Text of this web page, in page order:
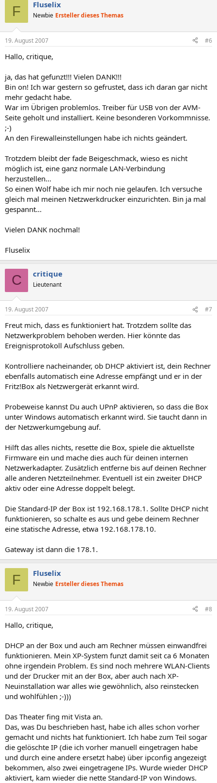
F Fluselix
Newbie Ersteller dieses Themas
19. August 2007 #6
Hallo, critique,
ja, das hat gefunzt!!! Vielen DANK!!!
Bin on! Ich war gestern so gefrustet, dass ich daran gar nicht
mehr gedacht habe.
War im Übrigen problemlos. Treiber für USB von der AVM-
Seite geholt und installiert. Keine besonderen Vorkommnisse.
;-)
An den Firewalleinstellungen habe ich nichts geändert.
Trotzdem bleibt der fade Beigeschmack, wieso es nicht
möglich ist, eine ganz normale LAN-Verbindung
herzustellen...
So einen Wolf habe ich mir noch nie gelaufen. Ich versuche
gleich mal meinen Netzwerkdrucker einzurichten. Bin ja mal
gespannt...
Vielen DANK nochmal!
Fluselix
C critique
Lieutenant
19. August 2007 #7
Freut mich, dass es funktioniert hat. Trotzdem sollte das
Netzwerkproblem behoben werden. Hier könnte das
Ereignisprotokoll Aufschluss geben.
Kontrolliere nacheinander, ob DHCP aktiviert ist, dein Rechner
ebenfalls automatisch eine Adresse empfängt und er in der
Fritz!Box als Netzwergerät erkannt wird.
Probeweise kannst Du auch UPnP aktivieren, so dass die Box
unter Windows automatisch erkannt wird. Sie taucht dann in
der Netzwerkumgebung auf.
Hilft das alles nichts, resette die Box, spiele die aktuellste
Firmware ein und mache dies auch für deinen internen
Netzwerkadapter. Zusätzlich entferne bis auf deinen Rechner
alle anderen Netzteilnehmer. Eventuell ist ein zweiter DHCP
aktiv oder eine Adresse doppelt belegt.
Die Standard-IP der Box ist 192.168.178.1. Sollte DHCP nicht
funktionieren, so schalte es aus und gebe deinem Rechner
eine statische Adresse, etwa 192.168.178.10.
Gateway ist dann die 178.1.
F Fluselix
Newbie Ersteller dieses Themas
19. August 2007 #8
Hallo, critique,
DHCP an der Box und auch am Rechner müssen einwandfrei
funktionieren. Mein XP-System funzt damit seit ca 6 Monaten
ohne irgendein Problem. Es sind noch mehrere WLAN-Clients
und der Drucker mit an der Box, aber auch nach XP-
Neuinstallation war alles wie gewöhnlich, also reinstecken
und wohlfühlen ;-)))
Das Theater fing mit Vista an.
Das, was Du beschrieben hast, habe ich alles schon vorher
gemacht und nichts hat funktioniert. Ich habe zum Teil sogar
die gelöschte IP (die ich vorher manuell eingetragen habe
und durch eine andere ersetzt habe) über ipconfig angezeigt
bekommen, also zwei eingetragene IPs. Wurde wieder DHCP
aktiviert, kam wieder die nette Standard-IP von Windows.